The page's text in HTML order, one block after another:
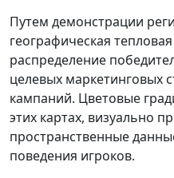
Путем демонстрации
географическая
распределение
целевых маркетинговых
кампаний. Цветовые
этих картах, визуально
пространственные
поведения игроков.